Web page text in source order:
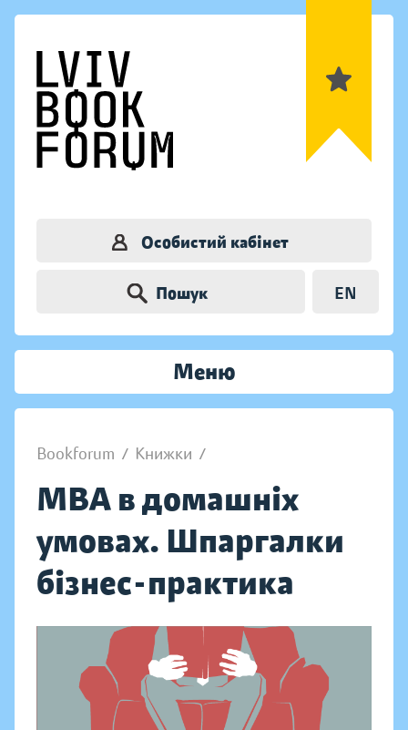
Особистий кабінет
Пошук EN
Меню
Bookforum / Книжки /
MBA в домашніх
умовах. Шпаргалки
бізнес-практика